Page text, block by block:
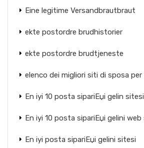
Eine legitime Versandbrautbraut
ekte postordre brudhistorier
ekte postordre brudtjeneste
elenco dei migliori siti di sposa
En iyi 10 posta sipariЕџi gelin sitesi
En iyi 10 posta sipariЕџi gelini web
En iyi posta sipariЕџi gelini sitesi